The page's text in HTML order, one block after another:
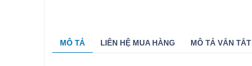
MÔ TẢ LIÊN HỆ MUA HÀNG MÔ TẢ VẮN TẮT